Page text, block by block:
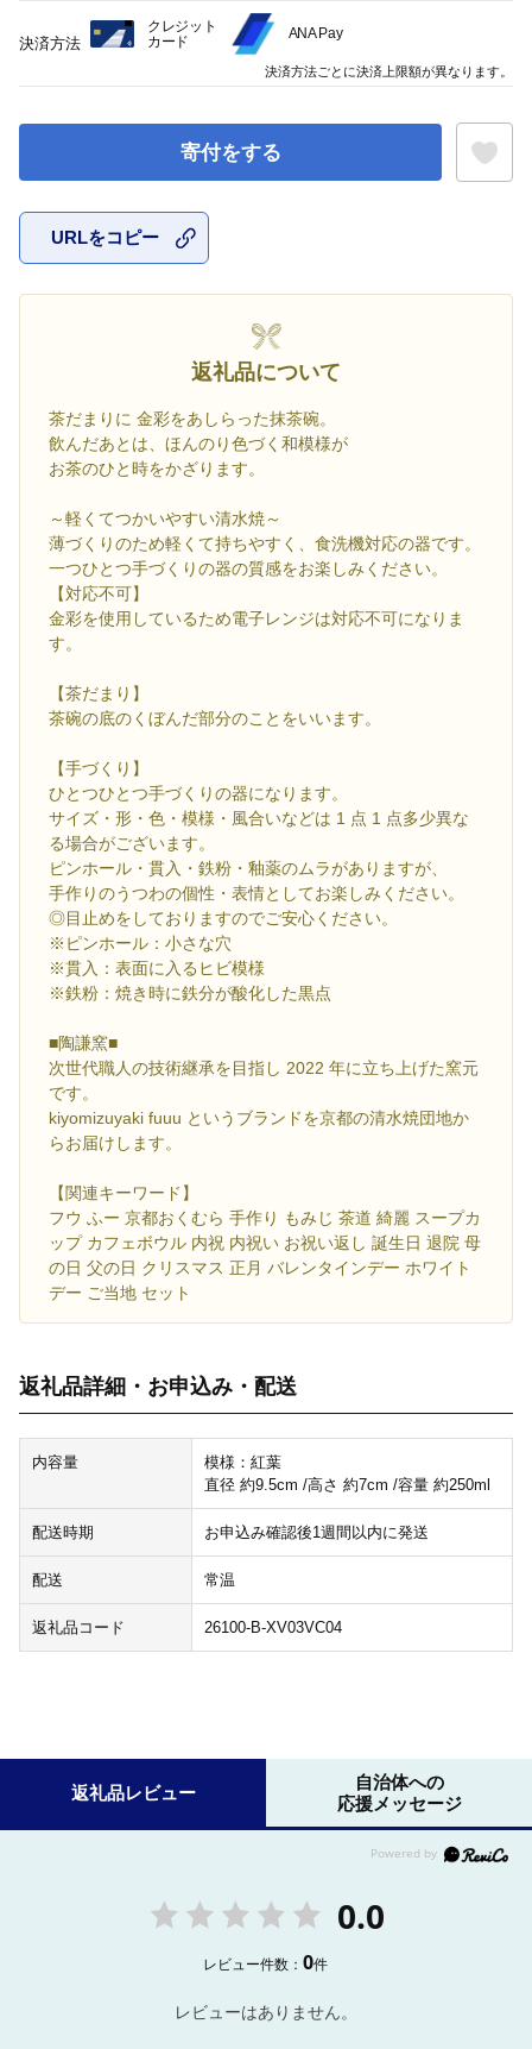
寄付をする
URLをコピー
返礼品について
茶だまりに 金彩をあしらった抹茶碗。
飲んだあとは、ほんのり色づく和模様が
お茶のひと時をかざります。
～軽くてつかいやすい清水焼～
薄づくりのため軽くて持ちやすく、食洗機対応の器です。
一つひとつ手づくりの器の質感をお楽しみください。
【対応不可】
金彩を使用しているため電子レンジは対応不可になりま
す。
【茶だまり】
茶碗の底のくぼんだ部分のことをいいます。
【手づくり】
ひとつひとつ手づくりの器になります。
サイズ・形・色・模様・風合いなどは 1 点 1 点多少異な
る場合がございます。
ピンホール・貫入・鉄粉・釉薬のムラがありますが、
手作りのうつわの個性・表情としてお楽しみください。
◎目止めをしておりますのでご安心ください。
※ピンホール：小さな穴
※貫入：表面に入るヒビ模様
※鉄粉：焼き時に鉄分が酸化した黒点
■陶謙窯■
次世代職人の技術継承を目指し 2022 年に立ち上げた窯元
です。
kiyomizuyaki fuuu というブランドを京都の清水焼団地か
らお届けします。
【関連キーワード】
フウ ふー 京都おくむら 手作り もみじ 茶道 綺麗 スープカ
ップ カフェボウル 内祝 内祝い お祝い返し 誕生日 退院 母
の日 父の日 クリスマス 正月 バレンタインデー ホワイト
デー ご当地 セット
返礼品詳細・お申込み・配送
内容量
模様：紅葉
直径 約9.5cm /高さ 約7cm /容量 約250ml
配送時期 お申込み確認後1週間以内に発送
配送 常温
返礼品コード 26100-B-XV03VC04
決済方法
クレジット
カード
ANA Pay
決済方法ごとに決済上限額が異なります。
返礼品レビュー
自治体への
応援メッセージ
0.0
レビュー件数：0件
レビューはありません。